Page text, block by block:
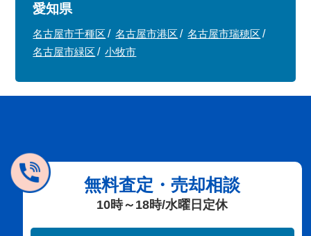
愛知県
名古屋市千種区 名古屋市港区
名古屋市瑞穂区
名古屋市緑区
小牧市
無料査定・売却相談
10時～18時/水曜日定休